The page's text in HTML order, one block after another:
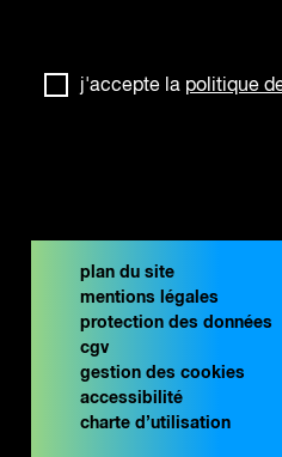
j'accepte la politique
plan du site
mentions légales
protection des données
cgv
gestion des cookies
accessibilité
charte d’utilisation